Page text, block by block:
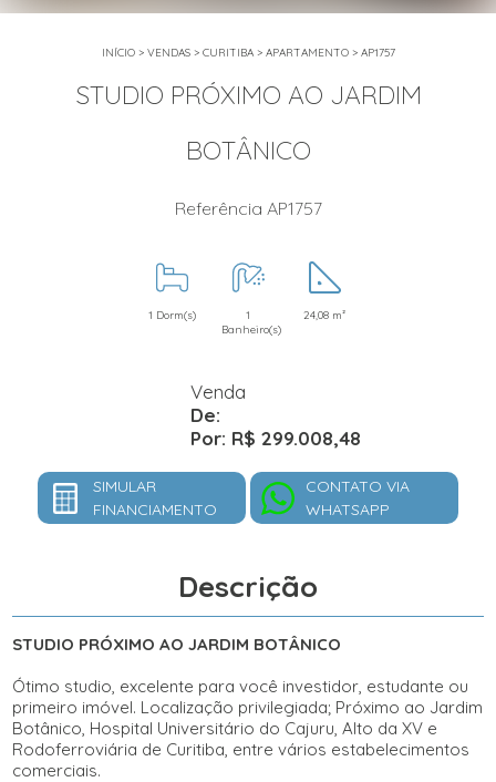
INÍCIO> VENDAS> CURITIBA> APARTAMENTO> AP1757
STUDIO PRÓXIMO AO JARDIM
BOTÂNICO
Referência AP1757
1 Dorm(s)
1
Banheiro(s)
24,08 m²
Venda
De:
Por: R$ 299.008,48
SIMULAR
FINANCIAMENTO
CONTATO VIA
WHATSAPP
Descrição
STUDIO PRÓXIMO AO JARDIM BOTÂNICO
Ótimo studio, excelente para você investidor, estudante ou
primeiro imóvel. Localização privilegiada; Próximo ao Jardim
Botânico, Hospital Universitário do Cajuru, Alto da XV e
Rodoferroviária de Curitiba, entre vários estabelecimentos
comerciais.